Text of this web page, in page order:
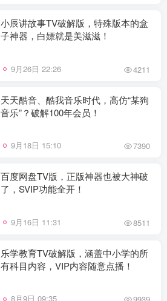
小辰讲故事TV破解版，特殊版本的盒
子神器，白嫖就是美滋滋！
9月26日 22:26 4211
天天酷音、酷我音乐时代，高仿“某狗
音乐”？破解100年会员！
9月18日 15:10 7390
百度网盘TV版，正版神器也被大神破
了，SVIP功能全开！
9月16日 11:31 8511
乐学教育TV破解版，涵盖中小学的所
有科目内容，VIP内容随意点播！
8月9日 09:35